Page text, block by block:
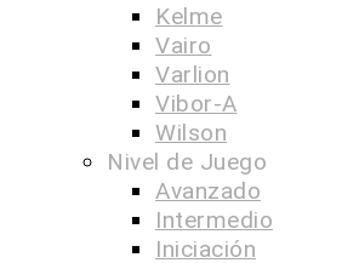
Kelme
Vairo
Varlion
Vibor-A
Wilson
Nivel de Juego
Avanzado
Intermedio
Iniciación